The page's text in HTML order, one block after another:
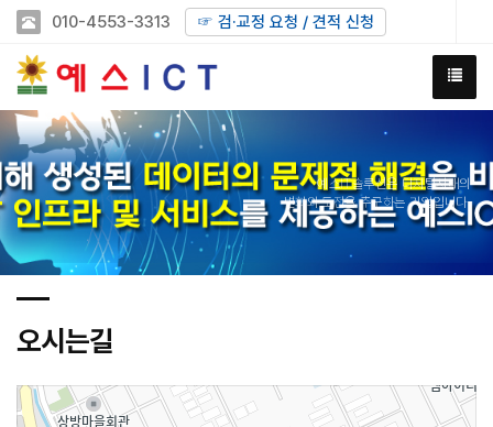
010-4553-3313 ☞ 검·교정 요청 / 견적 신청
예스IT솔루션은 디지털시대의
변화와 도전을 추구하는 기업입니다.
오시는길